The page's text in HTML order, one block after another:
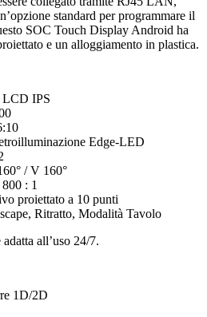
standard per programmare il
SOC Touch Display Android ha
e un alloggiamento in plastica.
LCD IPS
Edge-LED
/ V 160°
: 1
proiettato a 10 punti
Ritratto, Modalità Tavolo
all’uso 24/7.
1D/2D